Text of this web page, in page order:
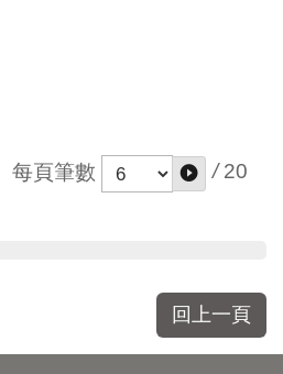
每頁筆數 / 20
回上一頁